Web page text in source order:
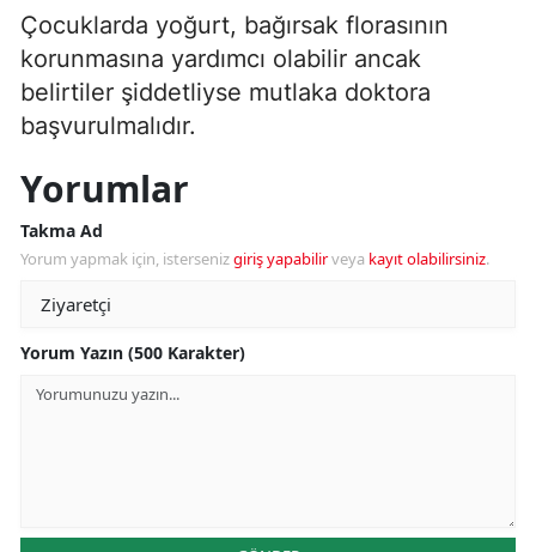
Çocuklarda yoğurt, bağırsak florasının
korunmasına yardımcı olabilir ancak
belirtiler şiddetliyse mutlaka doktora
başvurulmalıdır.
Yorumlar
Takma Ad
Yorum yapmak için, istersenizgiriş yapabilirveya kayıt olabilirsiniz.
Yorum Yazın (500 Karakter)